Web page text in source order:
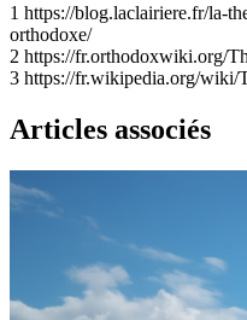
1 https://blog.laclairiere.fr/la-
orthodoxe/
2 https://fr.orthodoxwiki.org/
3 https://fr.wikipedia.org/wiki/
Articles associés